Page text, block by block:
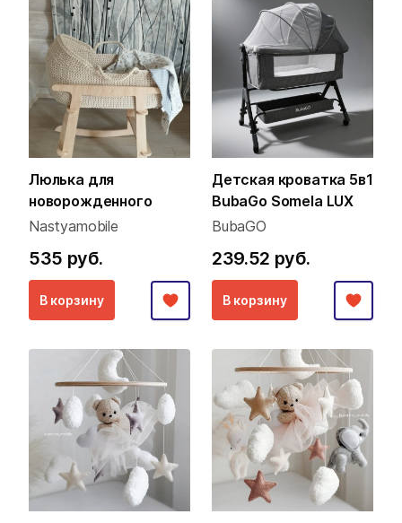
Люлька для
новорожденного
Nastyamobile
535 руб.
В корзину
Детская кроватка 5в1
BubaGo Somela LUX
BubaGO
239.52 руб.
В корзину